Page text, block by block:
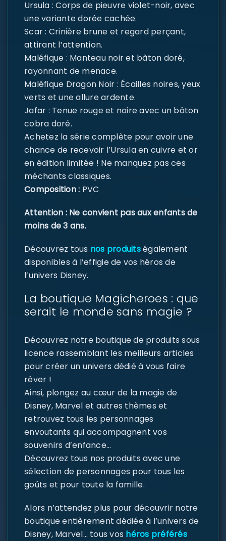
Ursula : Corps de pieuvre violet-noir, avec
une variante dorée cachée.
Scar : Crinière brune et regard perçant,
attirant l’attention.
Maléfique : Manteau noir et bâton doré,
rayonnant de menace.
Maléfique Dragon Noir : Écailles noires, yeux
verts et une allure ardente.
Jafar : Tenue rouge et noire avec un bâton
cobra doré.
Achetez la série complète pour avoir une
chance de recevoir l’Ursula en cuivre et or
en édition limitée ! Ne manquez pas ces
méchants classiques.
Composition : PVC
Attention : Ne convient pas aux enfants de
moins de 3 ans.
Découvrez tous nos produitségalement
disponibles à l’effigie de vos héros de
l’univers Disney.
La boutique Magicheroes : que
serait le monde sans magie ?
Découvrez notre boutique de produits sous
licence rassemblant les meilleurs articles
pour créer un univers dédié à vous faire
rêver !
Ainsi, plongez au cœur de la magie de
Disney, Marvel et autres thèmes et
retrouvez tous les personnages
envoutants qui accompagnent vos
souvenirs d’enfance…
Découvrez tous nos produits avec une
sélection de personnages pour tous les
goûts et pour toute la famille.
Alors n’attendez plus pour découvrir notre
boutique entièrement dédiée à l’univers de
Disney, Marvel… tous vos héros préférés